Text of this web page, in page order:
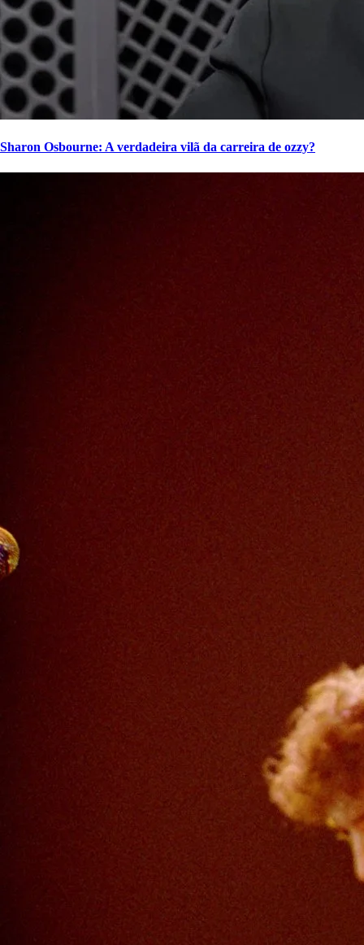
Sharon Osbourne: A verdadeira vilã da carreira de ozzy?